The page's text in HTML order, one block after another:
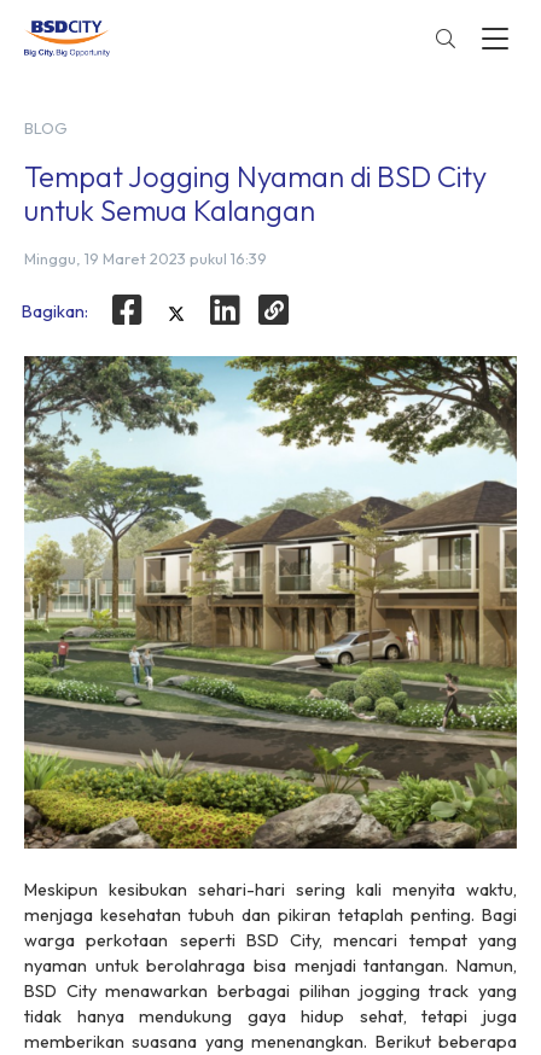
BLOG
Tempat Jogging Nyaman di BSD City
untuk Semua Kalangan
Minggu, 19 Maret 2023 pukul 16:39
Bagikan:
Meskipun kesibukan sehari-hari sering kali menyita waktu,
menjaga kesehatan tubuh dan pikiran tetaplah penting. Bagi
warga perkotaan seperti BSD City, mencari tempat yang
nyaman untuk berolahraga bisa menjadi tantangan. Namun,
BSD City menawarkan berbagai pilihan jogging track yang
tidak hanya mendukung gaya hidup sehat, tetapi juga
memberikan suasana yang menenangkan. Berikut beberapa